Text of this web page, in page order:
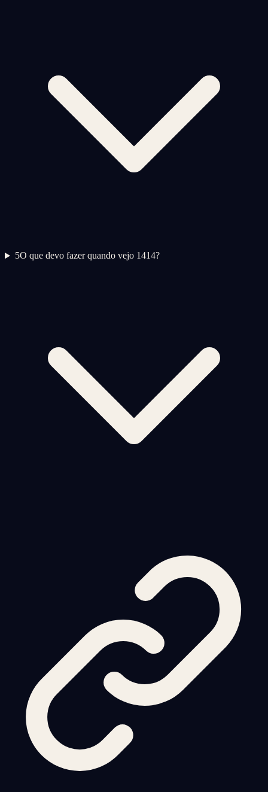
5O que devo fazer quando vejo 1414?